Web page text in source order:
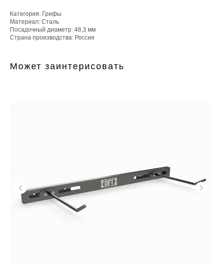
Категория: Грифы
Материал: Сталь
Посадочный диаметр: 48,3 мм
Страна производства: Россия
Может заинтерисовать